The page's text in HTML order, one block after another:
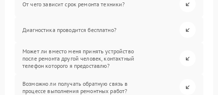
От чего зависит срок ремонта техники?
Диагностика проводится бесплатно?
Может ли вместо меня принять устройство
после ремонта другой человек, контактный
телефон которого я предоставлю?
Возможно ли получать обратную связь в
процессе выполнения ремонтных работ?